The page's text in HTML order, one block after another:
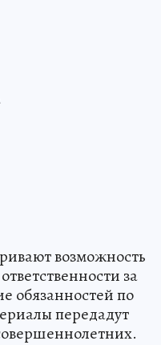
возможность
за
обязанностей по
передадут